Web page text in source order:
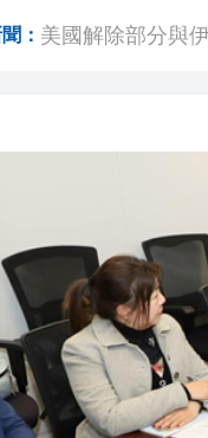
： 美國解除部分與
有片丨​ 版藝聚
深圳南山公益電
有片丨67歲吳岱
有片丨比賽時突